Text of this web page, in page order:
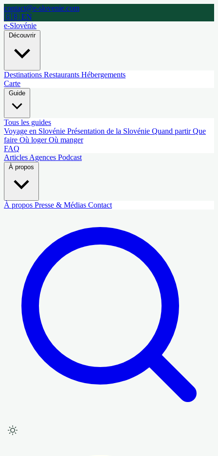
contact@e-slovenie.com
🇬🇧 EN
e-Slovénie
Découvrir
Destinations Restaurants Hébergements
Carte
Tous les guides
Voyage en Slovénie Présentation de la Slovénie Quand partirQue
faire Où logerOù manger
FAQ
Articles Agences Podcast
À propos Presse & Médias Contact